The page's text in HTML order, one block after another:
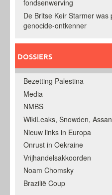
fondsenwerving
De Britse Keir Starmer was
genocide-ontkenner
DOSSIERS
Bezetting Palestina
Media
NMBS
WikiLeaks, Snowden,
Nieuw links in Europa
Onrust in Oekraine
Vrijhandelsakkoorden
Noam Chomsky
Brazilië Coup